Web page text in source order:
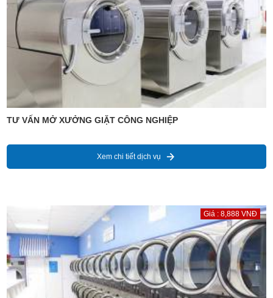
TƯ VẤN MỞ XƯỞNG GIẶT CÔNG NGHIỆP
Xem chi tiết dịch vụ
Giá : 8,888 VNĐ